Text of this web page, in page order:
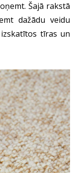
Šajā rakstā
dažādu veidu
tīras un